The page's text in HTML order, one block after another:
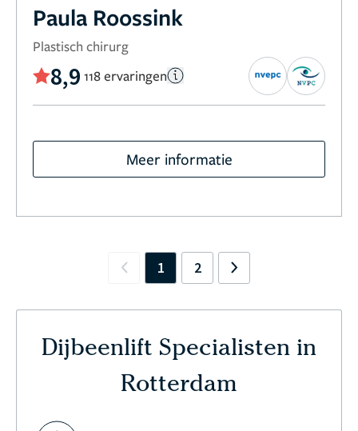
Paula Roossink
Plastisch chirurg
8,9 118 ervaringen
Meer informatie
Previous
1 2 Next
Dijbeenlift Specialisten in
Rotterdam